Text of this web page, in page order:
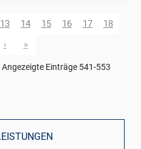
13 14 15 16 17
18
› »
Einträge 541-553